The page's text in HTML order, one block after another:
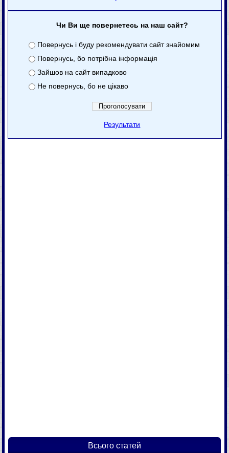
Чи Ви ще повернетесь на наш сайт?
Повернусь і буду рекомендувати сайт знайомим
Повернусь, бо потрібна інформація
Зайшов на сайт випадково
Не повернусь, бо не цікаво
Результати
Всього статей